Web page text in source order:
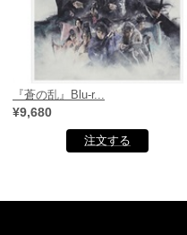
『蒼の乱』Blu-r...
¥9,680